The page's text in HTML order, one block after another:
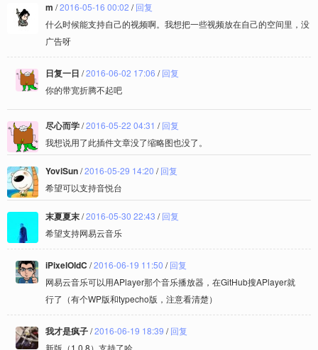
m /2016-05-16 00:02 /回复
什么时候能支持自己的视频啊。我想把一些视频放在自己的空间里，没
广告呀
日复一日 /2016-06-02 17:06 /回复
你的带宽折腾不起吧
尽心而学/2016-05-22 04:31 /回复
我想说用了此插件文章没了缩略图也没了。
YoviSun/2016-05-29 14:20 /回复
希望可以支持音悦台
末夏夏末/2016-05-30 22:43 /回复
希望支持网易云音乐
iPixelOldC /2016-06-19 11:50 /回复
网易云音乐可以用APlayer那个音乐播放器，在GitHub搜APlayer就
行了（有个WP版和typecho版，注意看清楚）
我才是疯子/2016-06-19 18:39 /回复
新版（1.0.8）支持了哈